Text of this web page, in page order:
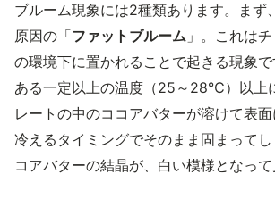
ブルーム現象には2種類あります。まず
原因の「ファットブルーム 」。これは
の環境下に置かれることで起きる現象
ある一定以上の温度（25～28℃）以上
レートの中のココアバターが溶けて表
冷えるタイミングでそのまま固まって
コアバターの結晶が、白い模様となって